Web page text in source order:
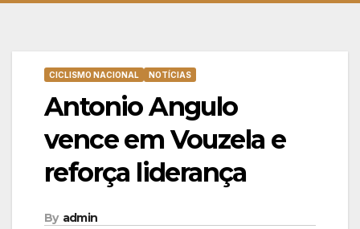
CICLISMO NACIONAL NOTÍCIAS
Antonio Angulo
vence em Vouzela e
reforça liderança
By admin